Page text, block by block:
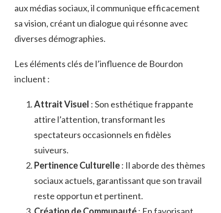
aux médias sociaux, il communique efficacement
sa vision, créant un dialogue qui résonne avec
diverses démographies.
Les éléments clés de l’influence de Bourdon
incluent :
Attrait Visuel : Son esthétique frappante
attire l’attention, transformant les
spectateurs occasionnels en fidèles
suiveurs.
Pertinence Culturelle: Il aborde des thèmes
sociaux actuels, garantissant que son travail
reste opportun et pertinent.